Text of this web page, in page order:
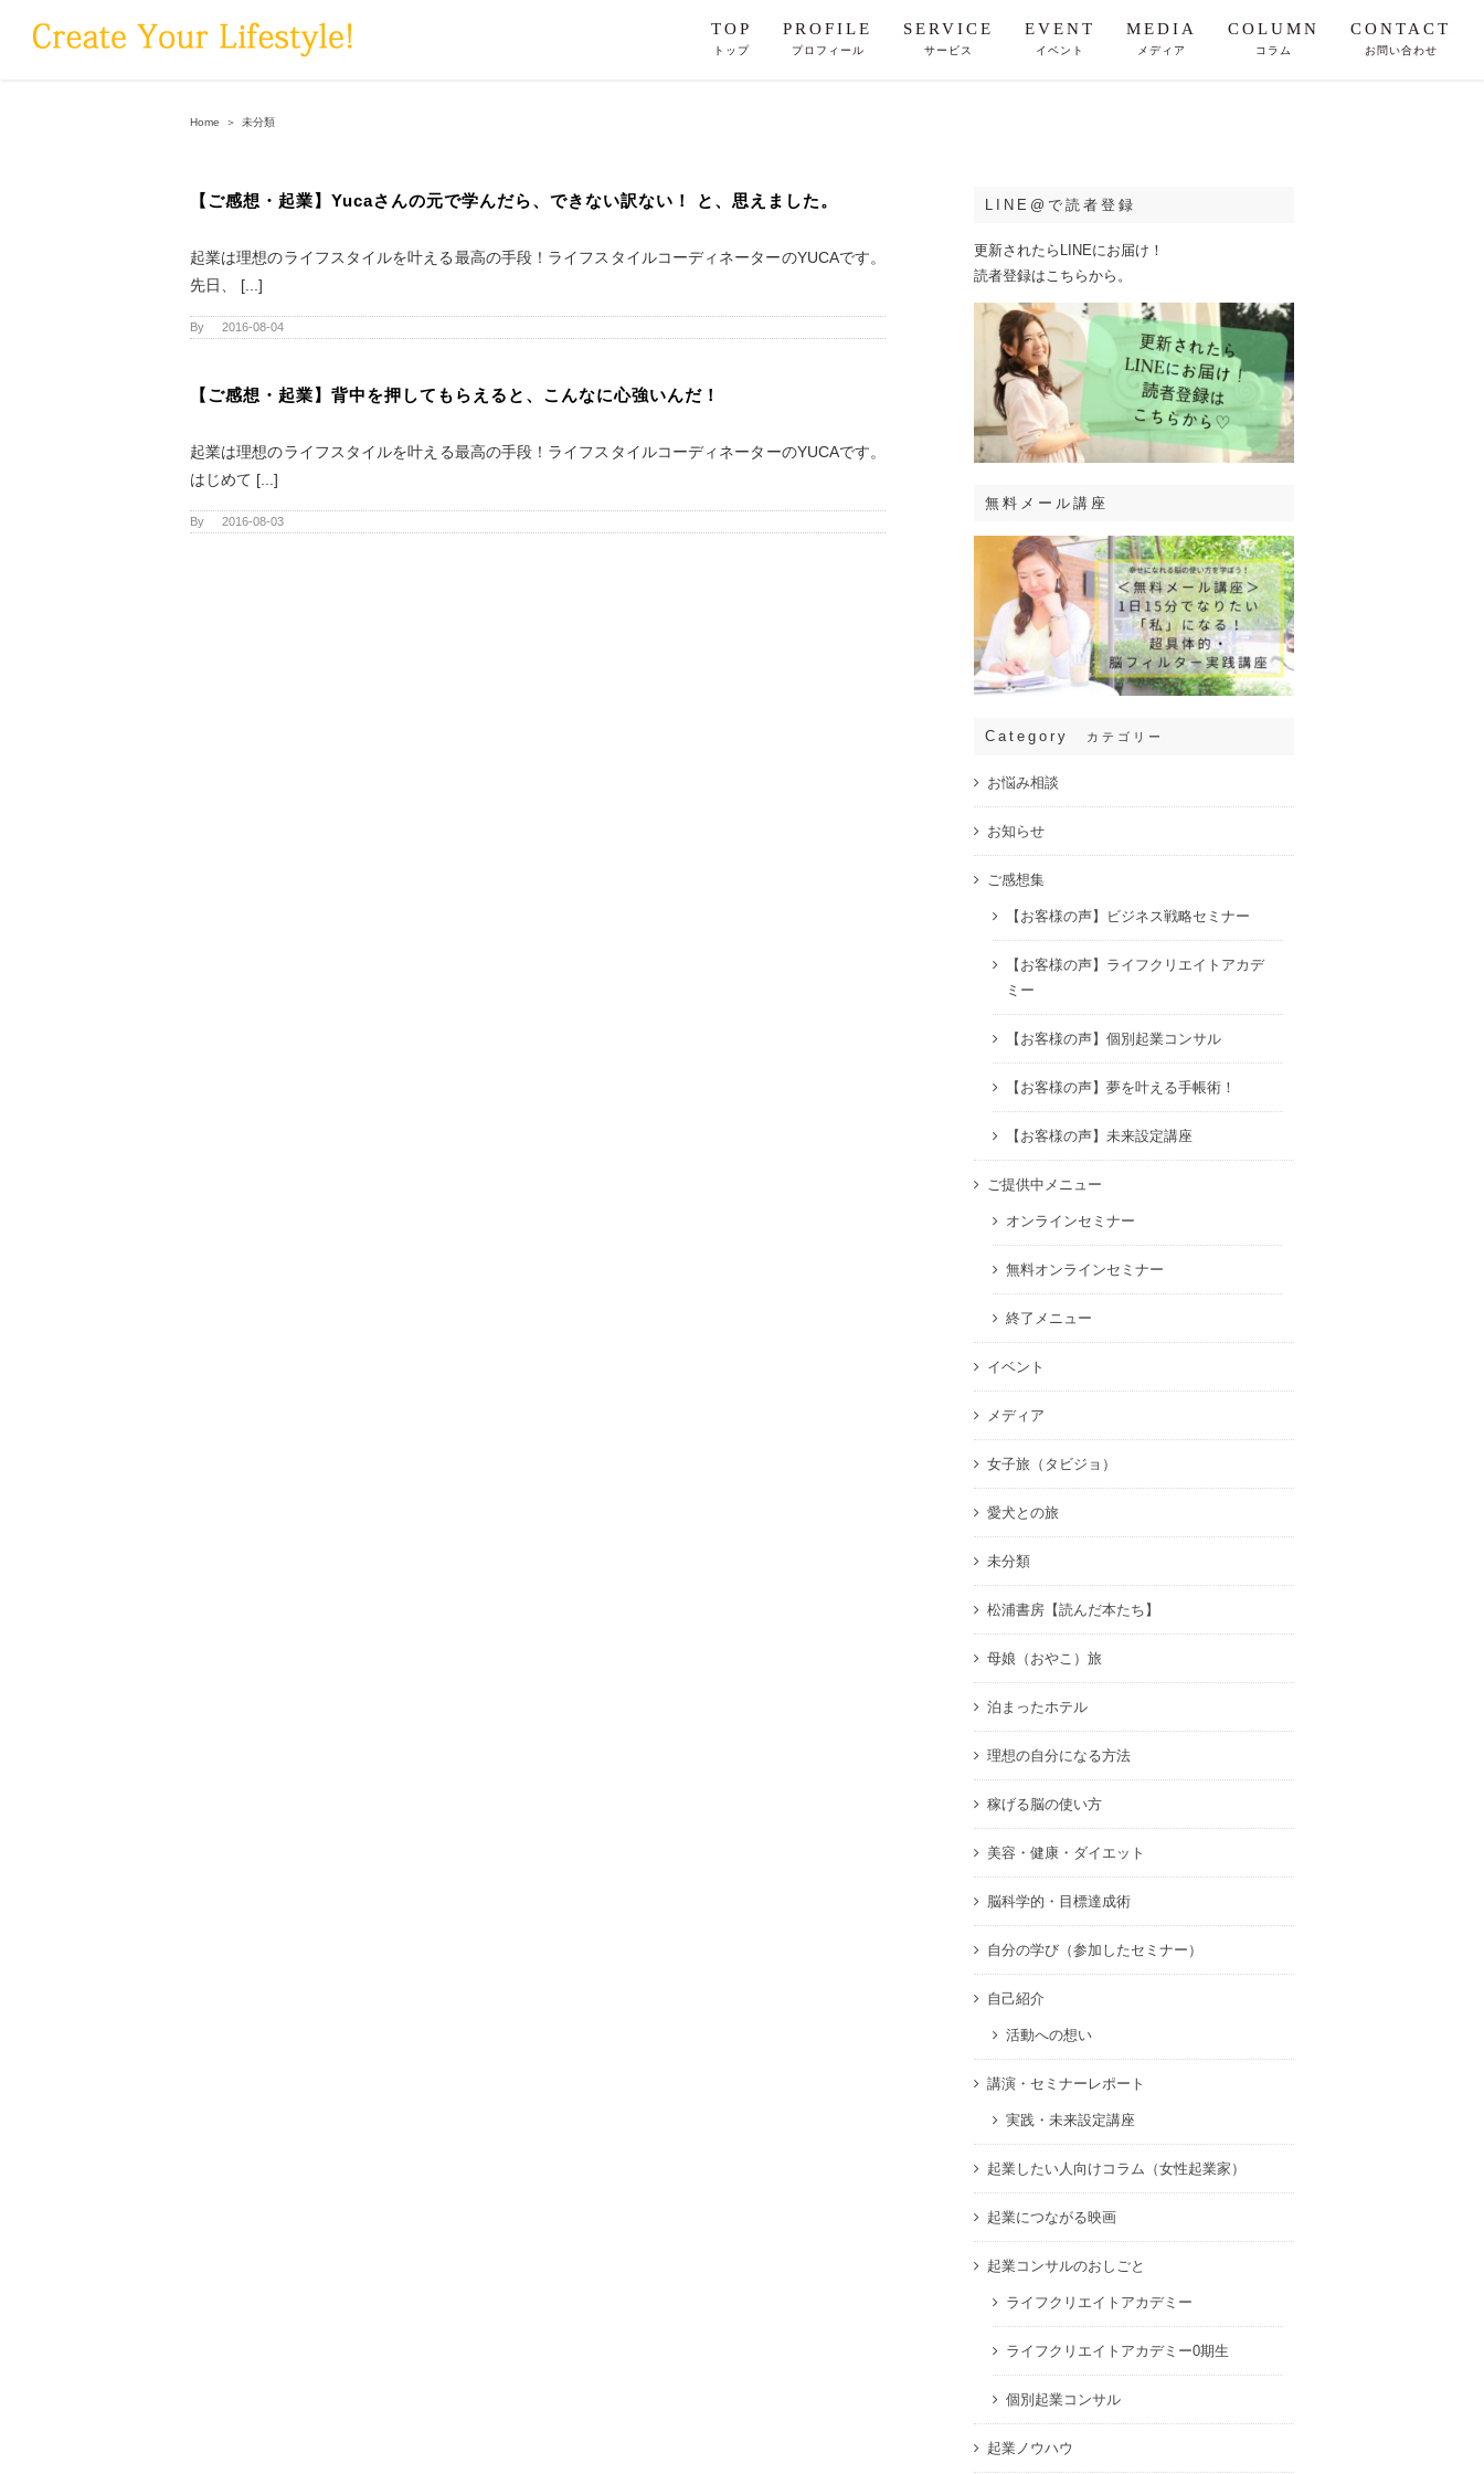
TOP
トップ
PROFILE
プロフィール
SERVICE
サービス
EVENT
イベント
MEDIA
メディア
COLUMN
コラム
CONTACT
お問い合わせ
Home ＞ 未分類
【ご感想・起業】Yucaさんの元で学んだら、できない訳ない！ と、思えました。
起業は理想のライフスタイルを叶える最高の手段！ライフスタイルコーディネーターのYUCAです。​
先日、 [...]
By 2016-08-04
【ご感想・起業】背中を押してもらえると、こんなに心強いんだ！
起業は理想のライフスタイルを叶える最高の手段！ライフスタイルコーディネーターのYUCAです。
はじめて [...]
By 2016-08-03
LINE@で読者登録
更新されたらLINEにお届け！
読者登録はこちらから。
無料メール講座
Category カテゴリー
お悩み相談
お知らせ
ご感想集
【お客様の声】ビジネス戦略セミナー
【お客様の声】ライフクリエイトアカデ
ミー
【お客様の声】個別起業コンサル
【お客様の声】夢を叶える手帳術！
【お客様の声】未来設定講座
ご提供中メニュー
オンラインセミナー
無料オンラインセミナー
終了メニュー
イベント
メディア
女子旅（タビジョ）
愛犬との旅
未分類
松浦書房【読んだ本たち】
母娘（おやこ）旅
泊まったホテル
理想の自分になる方法
稼げる脳の使い方
美容・健康・ダイエット
脳科学的・目標達成術
自分の学び（参加したセミナー）
自己紹介
活動への想い
講演・セミナーレポート
実践・未来設定講座
起業したい人向けコラム（女性起業家）
起業につながる映画
起業コンサルのおしごと
ライフクリエイトアカデミー
ライフクリエイトアカデミー0期生
個別起業コンサル
起業ノウハウ